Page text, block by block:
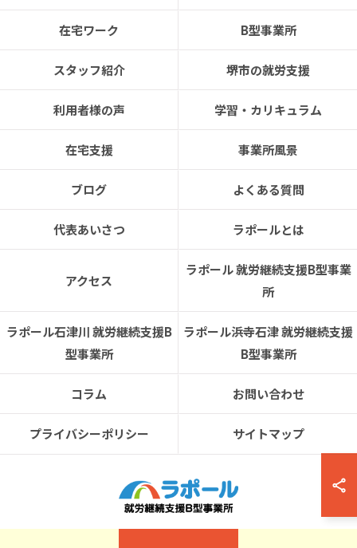
在宅ワーク B型事業所
スタッフ紹介 堺市の就労支援
利用者様の声 学習・カリキュラム
在宅支援 事業所風景
ブログ よくある質問
代表あいさつ ラポールとは
アクセス
ラポール 就労継続支援B型事業
所
ラポール石津川 就労継続支援B
型事業所
ラポール浜寺石津 就労継続支援
B型事業所
コラム お問い合わせ
プライバシーポリシー サイトマップ